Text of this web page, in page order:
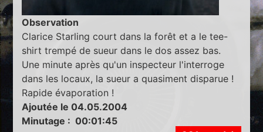
Observation
Clarice Starling court dans la forêt et a le tee-
shirt trempé de sueur dans le dos assez bas.
Une minute après qu'un inspecteur l'interroge
dans les locaux, la sueur a quasiment disparue !
Rapide évaporation !
Ajoutée le 04.05.2004
Minutage : 00:01:45